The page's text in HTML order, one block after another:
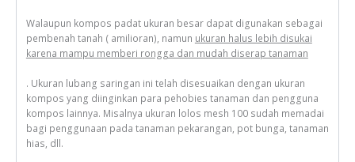
Walaupun kompos padat ukuran besar dapat digunakan sebagai
pembenah tanah ( amilioran), namun ukuran halus lebih disukai
karena mampu memberi rongga dan mudah diserap tanaman
. Ukuran lubang saringan ini telah disesuaikan dengan ukuran
kompos yang diinginkan para pehobies tanaman dan pengguna
kompos lainnya. Misalnya ukuran lolos mesh 100 sudah memadai
bagi penggunaan pada tanaman pekarangan, pot bunga, tanaman
hias, dll.